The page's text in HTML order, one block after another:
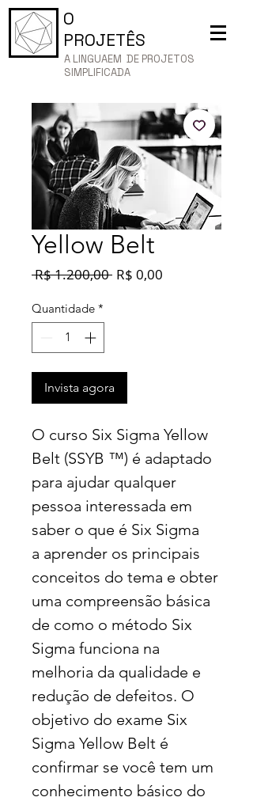
O
PROJETÊS
A LINGUAEM DE PROJETOS
SIMPLIFICADA
Yellow Belt
R$ 1.200,00 Preço
R$ 0,00
Quantidade *
Invista agora
O curso Six Sigma Yellow
Belt (SSYB ™) é adaptado
para ajudar qualquer
pessoa interessada em
saber o que é Six Sigma
a aprender os principais
conceitos do tema e obter
uma compreensão básica
de como o método Six
Sigma funciona na
melhoria da qualidade e
redução de defeitos. O
objetivo do exame Six
Sigma Yellow Belt é
confirmar se você tem um
conhecimento básico do